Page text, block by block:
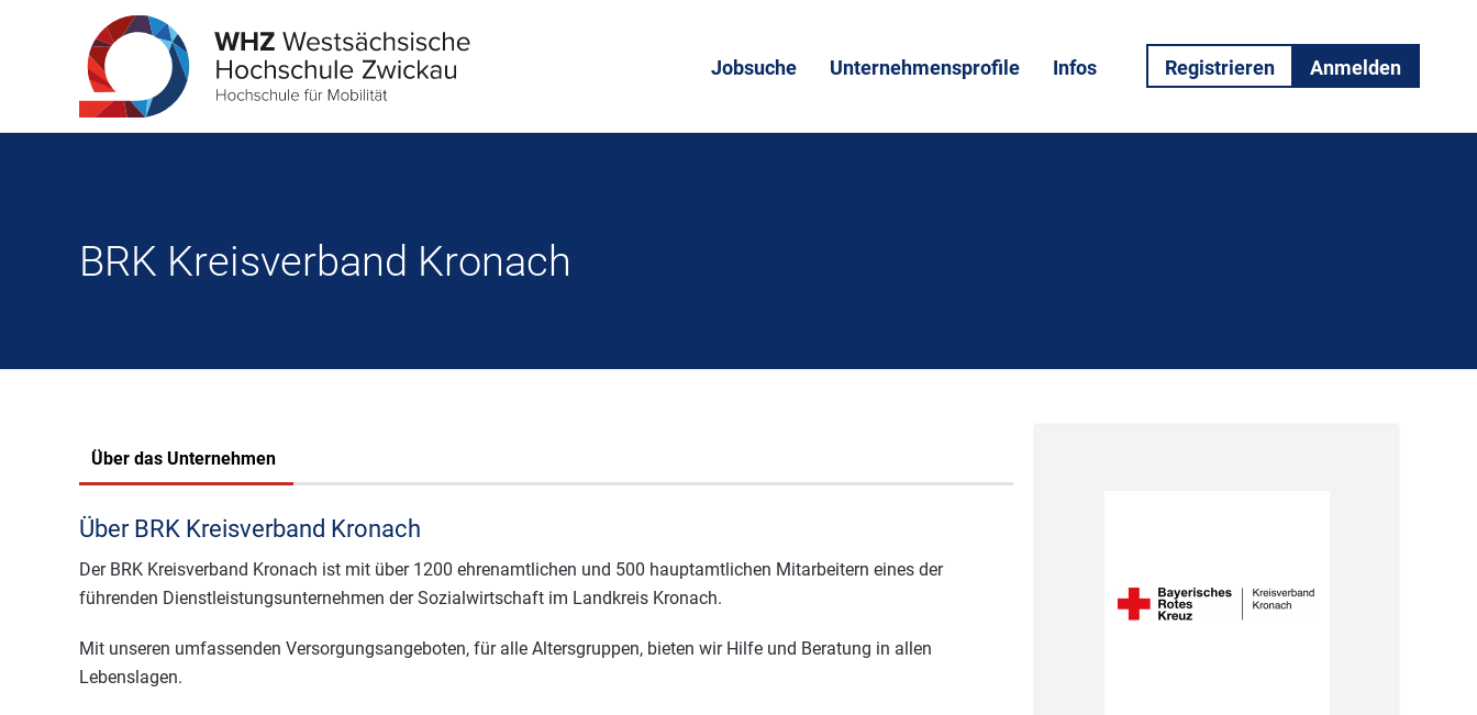
Jobsuche Unternehmensprofile Infos Registrieren Anmelden
BRK Kreisverband Kronach
Über das Unternehmen
Über BRK Kreisverband Kronach
Der BRK Kreisverband Kronach ist mit über 1200 ehrenamtlichen und 500 hauptamtlichen Mitarbeitern eines der
führenden Dienstleistungsunternehmen der Sozialwirtschaft im Landkreis Kronach.
Mit unseren umfassenden Versorgungsangeboten, für alle Altersgruppen, bieten wir Hilfe und Beratung in allen
Lebenslagen.